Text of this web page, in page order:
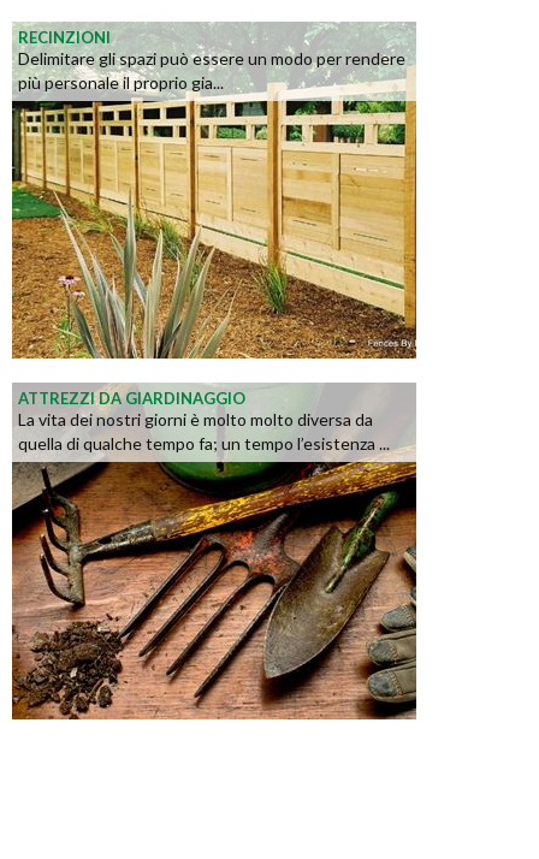
RECINZIONI
Delimitare gli spazi può essere un modo per rendere
più personale il proprio gia...
ATTREZZI DA GIARDINAGGIO
La vita dei nostri giorni è molto molto diversa da
quella di qualche tempo fa; un tempo l’esistenza ...